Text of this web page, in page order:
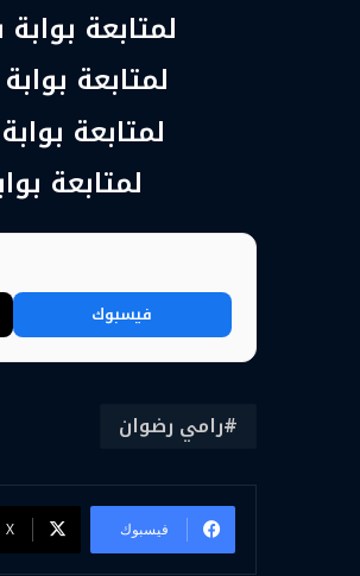
لمتابعة
لمتابعة
لمتابعة
لمتابعة
فيسبوك
رامي رضوان
فيسبوك ‫X